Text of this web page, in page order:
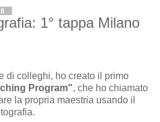
1° tappa Milano
di colleghi, ho creato il primo
Program", che ho chiamato
la propria maestria usando il